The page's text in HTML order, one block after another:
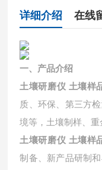
详细介绍 在线
一、产品介绍
土壤研磨仪 土壤样
质、环保、第三方
境等，土壤制样、重
土壤研磨仪 土壤样
制备、新产品研制